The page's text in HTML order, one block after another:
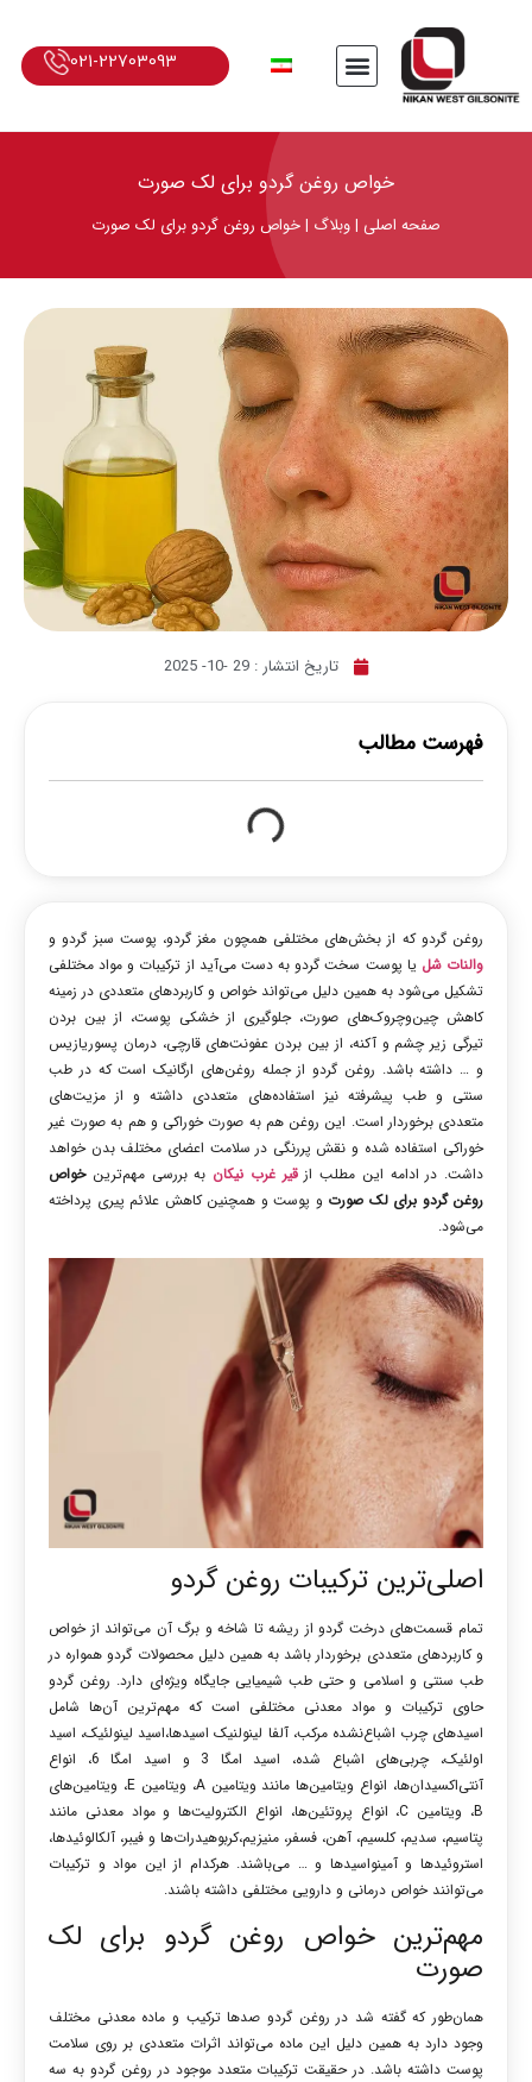
021-22703093
خواص روغن گردو برای لک صورت
صفحه اصلی |وبلاگ |خواص روغن گردو برای لک صورت
تاریخ انتشار :29 -10- 2025
فهرست مطالب
روغن گردو که از بخش‌های مختلفی همچون مغز گردو، پوست سبز گردو و
والنات شل یا پوست سخت گردو به دست می‌آید از ترکیبات و مواد مختلفی
تشکیل می‌شود به همین دلیل می‌تواند خواص و کاربردهای متعددی در زمینه
کاهش چین‌وچروک‌های صورت، جلوگیری از خشکی پوست، از بین بردن
تیرگی زیر چشم و آکنه، از بین بردن عفونت‌های قارچی، درمان پسوریازیس
و … داشته باشد. روغن گردو از جمله روغن‌های ارگانیک است که در طب
سنتی و طب پیشرفته نیز استفاده‌های متعددی داشته و از مزیت‌های
متعددی برخوردار است. این روغن هم به صورت خوراکی و هم به صورت غیر
خوراکی استفاده شده و نقش پررنگی در سلامت اعضای مختلف بدن خواهد
داشت. در ادامه این مطلب ازقیر غرب نیکان به بررسی مهم‌ترینخواص
روغن گردو برای لک صورت و پوست و همچنین کاهش علائم پیری پرداخته
می‌شود.
اصلی‌ترین ترکیبات روغن گردو
تمام قسمت‌های درخت گردو از ریشه تا شاخه و برگ آن می‌تواند از خواص
و کاربردهای متعددی برخوردار باشد به همین دلیل محصولات گردو همواره در
طب سنتی و اسلامی و حتی طب شیمیایی جایگاه ویژه‌ای دارد. روغن گردو
حاوی ترکیبات و مواد معدنی مختلفی است که مهم‌ترین آن‌ها شامل
اسیدهایچرب اشباع‌نشده مرکب، آلفا لینولنیک اسیدها،اسید لینولئیک، اسید
اولئیک، چربی‌های اشباع شده، اسید امگا 3 و اسید امگا 6، انواع
آنتی‌اکسیدان‌ها، انواع ویتامین‌ها مانند ویتامین A، ویتامین E، ویتامین‌های
B، ویتامین C، انواع پروتئین‌ها، انواع الکترولیت‌ها و مواد معدنی مانند
پتاسیم، سدیم، کلسیم، آهن، فسفر، منیزیم،کربوهیدرات‌ها و فیبر، آلکالوئیدها،
استروئیدها و آمینواسیدها و … می‌باشند. هرکدام از این مواد و ترکیبات
می‌توانند خواص درمانی و دارویی مختلفی داشته باشند.
مهم‌ترین خواص روغن گردو برای لک
صورت
همان‌طور که گفته شد در روغن گردو صدها ترکیب و ماده معدنی مختلف
وجود دارد به همین دلیل این ماده می‌تواند اثرات متعددی بر روی سلامت
پوست داشته باشد. در حقیقت ترکیبات متعدد موجود در روغن گردو به سه